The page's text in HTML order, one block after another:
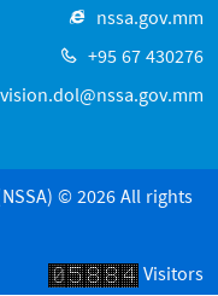
nssa.gov.mm
+95 67 430276
© 2026 All rights
Visitors